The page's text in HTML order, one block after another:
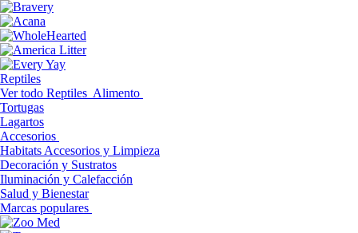
Reptiles
Ver todo Reptiles Alimento
Tortugas
Lagartos
Accesorios
Habitats Accesorios y Limpieza
Decoración y Sustratos
Iluminación y Calefacción
Salud y Bienestar
Marcas populares